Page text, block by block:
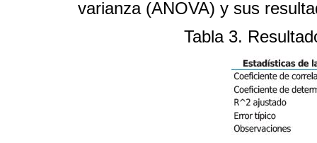
varianza (ANOVA) y sus
Tabla 3.